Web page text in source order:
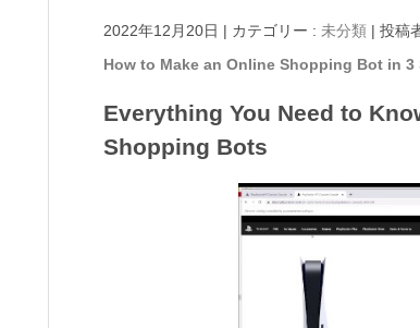
2022年12月20日 | カテゴリー : 未分類 | 投稿
How to Make an Online Shopping Bot in 3
Everything You Need to
Shopping Bots